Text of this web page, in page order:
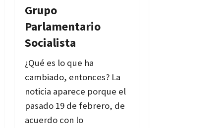
Grupo
Parlamentario
Socialista
¿Qué es lo que ha
cambiado, entonces? La
noticia aparece porque el
pasado 19 de febrero, de
acuerdo con lo